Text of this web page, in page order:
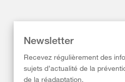
Newsletter
Recevez régulièrement des
sujets d’actualité de la
de la réadaptation.